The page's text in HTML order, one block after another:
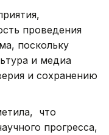
проведения
поскольку
и медиа
и сохранению
что
прогресса,